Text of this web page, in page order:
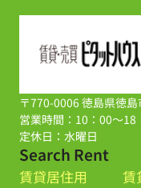
〒770-0006 徳島県徳
営業時間：10：00～
定休日：水曜日
Search Rent
賃貸居住用
賃